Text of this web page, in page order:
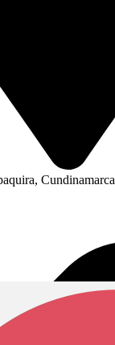
Cundinamarca